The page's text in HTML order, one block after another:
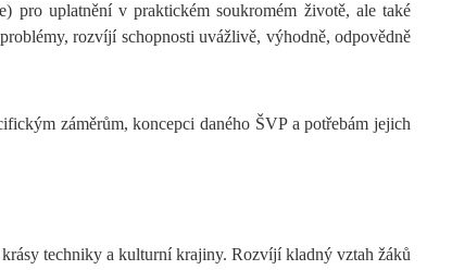
pro uplatnění v praktickém soukromém životě, ale také
rozvíjí schopnosti uvážlivě, výhodně, odpovědně
záměrům, koncepci daného ŠVP a potřebám jejich
techniky a kulturní krajiny. Rozvíjí kladný vztah žáků